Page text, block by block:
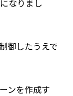
なりまし
御したうえで
ンを作成す